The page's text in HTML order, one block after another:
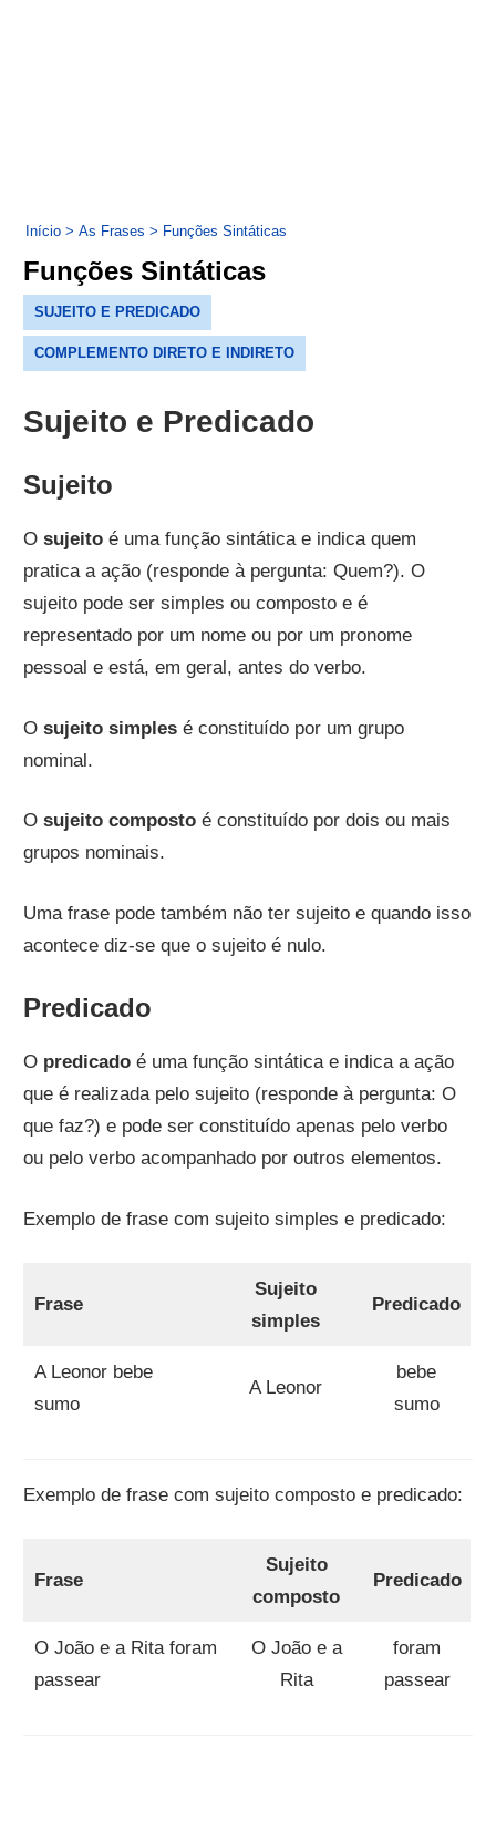
Início > As Frases > Funções Sintáticas
Funções Sintáticas
SUJEITO E PREDICADO
COMPLEMENTO DIRETO E INDIRETO
Sujeito e Predicado
Sujeito
Osujeito é uma função sintática e indica quem
pratica a ação (responde à pergunta: Quem?). O
sujeito pode ser simples ou composto e é
representado por um nome ou por um pronome
pessoal e está, em geral, antes do verbo.
Osujeito simples é constituído por um grupo
nominal.
Osujeito composto é constituído por dois ou mais
grupos nominais.
Uma frase pode também não ter sujeito e quando isso
acontece diz-se que o sujeito é nulo.
Predicado
O predicado é uma função sintática e indica a ação
que é realizada pelo sujeito (responde à pergunta: O
que faz?) e pode ser constituído apenas pelo verbo
ou pelo verbo acompanhado por outros elementos.
Exemplo de frase com sujeito simples e predicado:
Frase
Sujeito
simples
Predicado
A Leonor bebe
sumo
A Leonor
bebe
sumo
Exemplo de frase com sujeito composto e predicado:
Frase
Sujeito
composto
Predicado
O João e a Rita foram
passear
O João e a
Rita
foram
passear